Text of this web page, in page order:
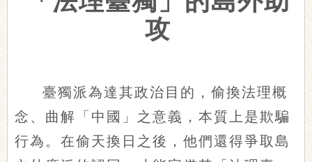
攻
臺獨派為達其政治目的，偷換法理概
念、曲解「中國」之意義，本質上是欺騙
行為。在偷天換日之後，他們還得爭取島